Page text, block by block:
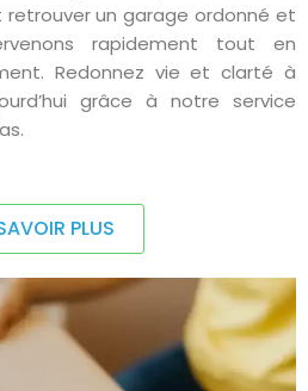
retrouver un garage ordonné et
rapidement tout en
Redonnez vie et clarté à
grâce à notre service
PLUS